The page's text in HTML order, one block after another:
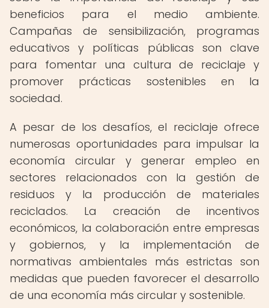
beneficios para el medio ambiente.
Campañas de sensibilización, programas
educativos y políticas públicas son clave
para fomentar una cultura de reciclaje y
promover prácticas sostenibles en la
sociedad.
A pesar de los desafíos, el reciclaje ofrece
numerosas oportunidades para impulsar la
economía circular y generar empleo en
sectores relacionados con la gestión de
residuos y la producción de materiales
reciclados. La creación de incentivos
económicos, la colaboración entre empresas
y gobiernos, y la implementación de
normativas ambientales más estrictas son
medidas que pueden favorecer el desarrollo
de una economía más circular y sostenible.